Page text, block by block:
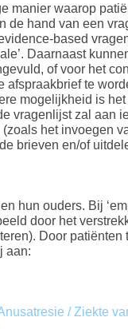
waarop
de hand van een
based
Daarnaast
of voor het
te
mogelijkheid is
vragenlijst zal aan
het invoegen
brieven en/of
hun ouders. Bij
door het
Door
aan:
/ Ziekte